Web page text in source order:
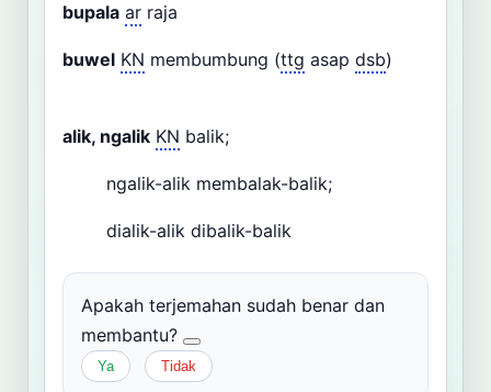
bupala ar raja
buwel KN membumbung (ttg asap dsb)
alik, ngalik KN balik;
ngalik-alik membalak-balik;
dialik-alik dibalik-balik
Apakah terjemahan sudah benar dan
membantu?
Ya Tidak